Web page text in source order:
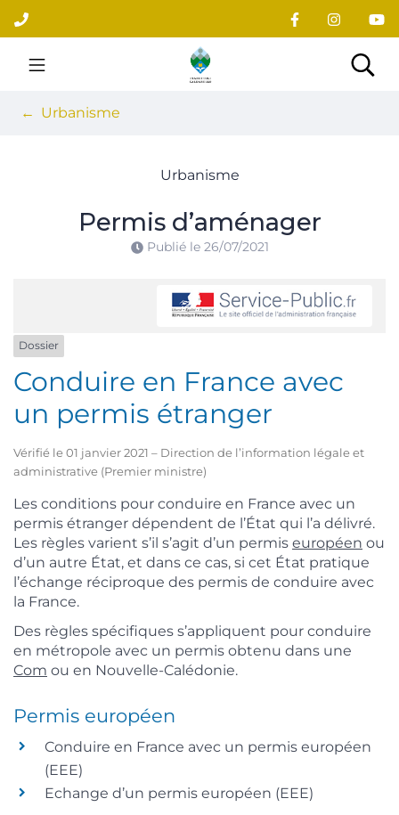
Aller
au
contenu
Site officiel du village
Urbanisme
Urbanisme
Permis d’aménager
Publié le 26/07/2021
Dossier
Conduire en France avec
un permis étranger
Vérifié le 01 janvier 2021 – Direction de l’information légale et
administrative (Premier ministre)
Les conditions pour conduire en France avec un
permis étranger dépendent de l’État qui l’a délivré.
Les règles varient s’il s’agit d’un permis européen ou
d’un autre État, et dans ce cas, si cet État pratique
l’échange réciproque des permis de conduire avec
la France.
Des règles spécifiques s’appliquent pour conduire
en métropole avec un permis obtenu dans une
Com ou en Nouvelle-Calédonie.
Permis européen
Conduire en France avec un permis européen
(EEE)
Echange d’un permis européen (EEE)